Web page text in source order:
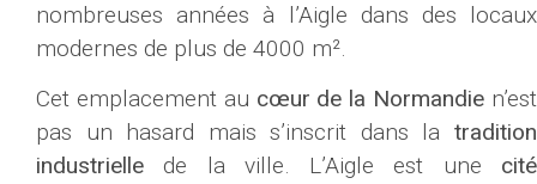
nombreuses années à l’Aigle dans des locaux
modernes de plus de 4000 m².
Cet emplacement au cœur de la Normandie n’est
pas un hasard mais s’inscrit dans la tradition
industrielle de la ville. L’Aigle est une cité